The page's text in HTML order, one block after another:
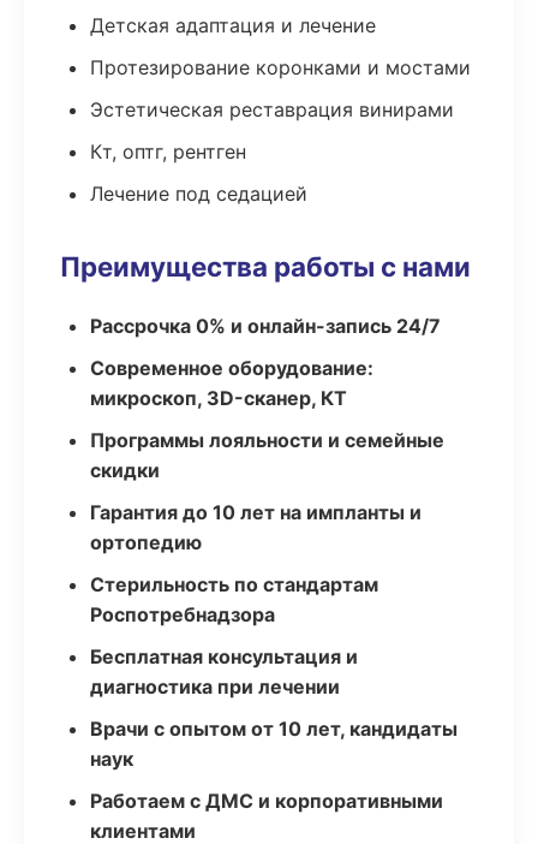
Детская адаптация и лечение
Протезирование коронками и мостами
Эстетическая реставрация винирами
Кт, оптг, рентген
Лечение под седацией
Преимущества работы с нами
Рассрочка 0% и онлайн-запись 24/7
Современное оборудование:
микроскоп, 3D-сканер, КТ
Программы лояльности и семейные
скидки
Гарантия до 10 лет на импланты и
ортопедию
Стерильность по стандартам
Роспотребнадзора
Бесплатная консультация и
диагностика при лечении
Врачи с опытом от 10 лет, кандидаты
наук
Работаем с ДМС и корпоративными
клиентами